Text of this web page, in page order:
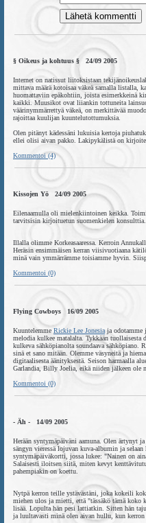
§ Oikeus ja kohtuus § 24/09 2005
Internet on natissut liitoksistaan
mittava määrä kotoisaa väkeä samalla
huomattaviin epäkohtiin, joista esimerkkeinä
kaikki. Muusikot ovat liiankin tottuneita
väärinymmärrettyä väkeä, on merkittävää
rajoittaa kuulijan kuuntelutottumuksia.
Olen pitänyt kädessäni lukuisia kertoja
ellei olisi aivan pakko. Lakipykälistä on
Kommentoi (4)
Kissojen Yö 24/09 2005
Eilenaamulla oli mielenkiintoinen keikka.
tarvitsisin kirjoituetun suomenkielen
Illalla olimme Korkeasaaressa. Kerroin
Heräsin ensimmäisen kerran viisivuotiaana
minä vain ymmärrämme toisiamme hyvin.
Kommentoi (0)
Flying Cowboys 16/09 2005
Kuuntelemme Rickie Lee Jonesia ja odotamme
melodia kulkee matalalta. Tykkään tuollaisesta
kulkeva sähköpianolta soundaava sähköpiano.
sinä et sano mitään. Olemme väsyneitä ja
digitaalisesta äänityksestä. Seison harmaalla
Garlandia, Billy Joelia, eikä niiden jälkeen ole
Kommentoi (0)
- Äh - 14/09 2005
Herään syntymäpäiväni aamuna. Olen ärtynyt
sängyn vieressä lojuvan kuva-albumin ja
syntymäpäiväkortti, jossa lukee: "Nainen on
Salaisesti iloitsen siitä, miten kevyt
pahempiakin on koettu.
Nytpä kerron teille ystävästäni, joka kokeili
miehen ulos ja mietti, että "tässäkö tämä
lisää. Lopulta hän pesi lattiatkin. Sitten hän
ja luultavasti minä olen aivan hullu, kun